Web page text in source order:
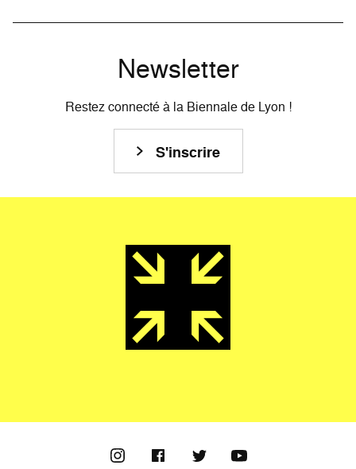
Newsletter
Restez connecté à la Biennale de Lyon !
S'inscrire